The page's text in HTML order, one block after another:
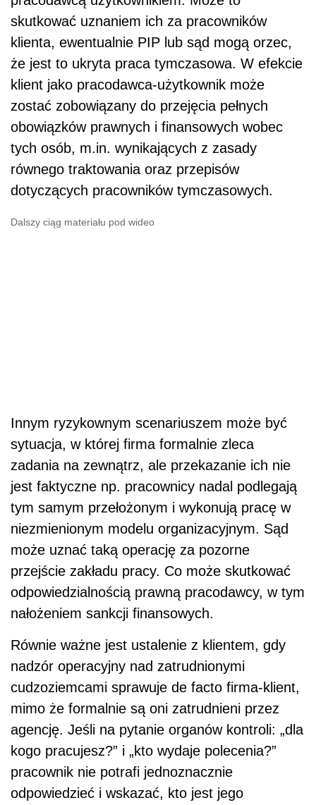
skutkować uznaniem ich za pracowników
klienta, ewentualnie PIP lub sąd mogą orzec,
że jest to ukryta praca tymczasowa. W efekcie
klient jako pracodawca-użytkownik może
zostać zobowiązany do przejęcia pełnych
obowiązków prawnych i finansowych wobec
tych osób, m.in. wynikających z zasady
równego traktowania oraz przepisów
dotyczących pracowników tymczasowych.
Dalszy ciąg materiału pod wideo
Innym ryzykownym scenariuszem może być
sytuacja, w której firma formalnie zleca
zadania na zewnątrz, ale przekazanie ich nie
jest faktyczne np. pracownicy nadal podlegają
tym samym przełożonym i wykonują pracę w
niezmienionym modelu organizacyjnym. Sąd
może uznać taką operację za pozorne
przejście zakładu pracy. Co może skutkować
odpowiedzialnością prawną pracodawcy, w tym
nałożeniem sankcji finansowych.
Równie ważne jest ustalenie z klientem, gdy
nadzór operacyjny nad zatrudnionymi
cudzoziemcami sprawuje de facto firma-klient,
mimo że formalnie są oni zatrudnieni przez
agencję. Jeśli na pytanie organów kontroli: „dla
kogo pracujesz?” i „kto wydaje polecenia?”
pracownik nie potrafi jednoznacznie
odpowiedzieć i wskazać, kto jest jego